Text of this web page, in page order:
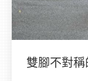
雙腳不對